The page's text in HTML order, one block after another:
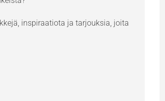
inspiraatiota ja tarjouksia, joita